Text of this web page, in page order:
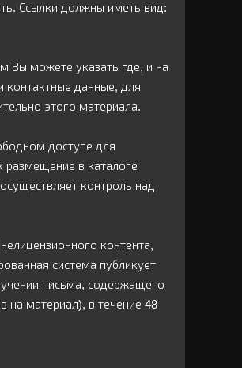
Ссылки должны иметь вид:
Вы можете указать где, и на
контактные данные, для
этого материала.
доступе для
размещение в каталоге
контроль над
контента,
система публикует
письма, содержащего
на материал), в течение 48